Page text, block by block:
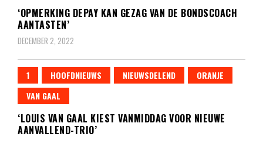
‘OPMERKING DEPAY KAN GEZAG VAN DE BONDSCOACH
AANTASTEN’
DECEMBER 2, 2022
1 HOOFDNIEUWS NIEUWSDELEND
ORANJE
VAN GAAL
‘LOUIS VAN GAAL KIEST VANMIDDAG VOOR NIEUWE
AANVALLEND-TRIO’